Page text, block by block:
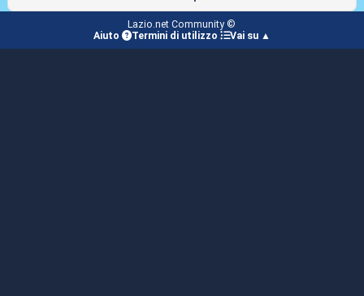
Lazio.net Community ©
Aiuto
Termini di utilizzo Vai su ▲